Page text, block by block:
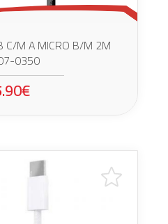
C/M A MICRO B/M 2M
0350